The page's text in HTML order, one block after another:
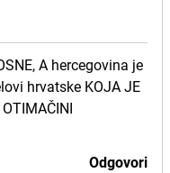
A hercegovina je
hrvatske KOJA JE
Odgovori